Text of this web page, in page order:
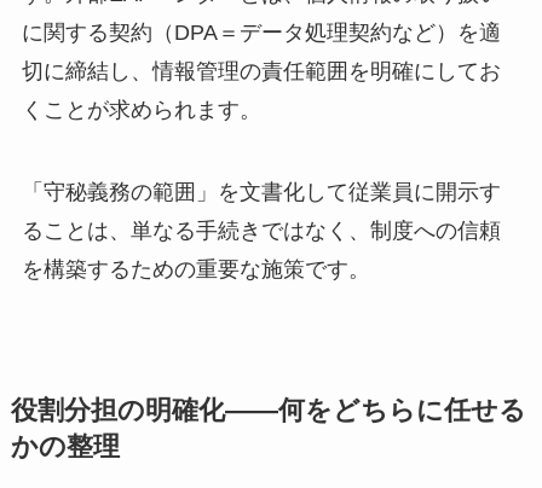
に関する契約（DPA＝データ処理契約など）を適
切に締結し、情報管理の責任範囲を明確にしてお
くことが求められます。
「守秘義務の範囲」を文書化して従業員に開示す
ることは、単なる手続きではなく、制度への信頼
を構築するための重要な施策です。
役割分担の明確化——何をどちらに任せる
かの整理